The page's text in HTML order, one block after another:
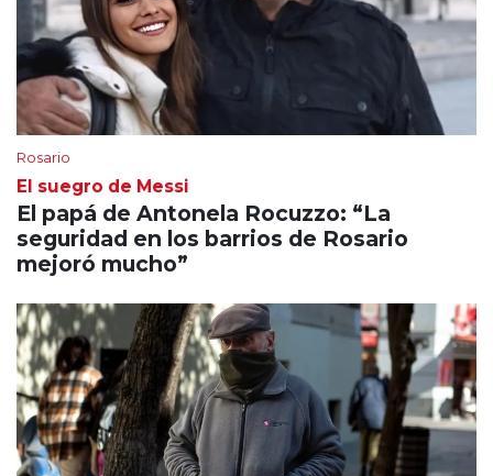
Rosario
El suegro de Messi
El papá de Antonela Rocuzzo: “La
seguridad en los barrios de Rosario
mejoró mucho”